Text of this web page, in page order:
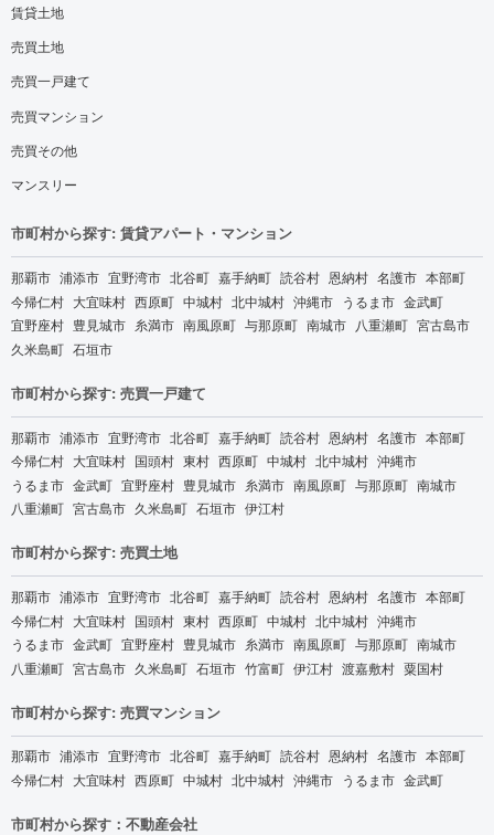
賃貸土地
売買土地
売買一戸建て
売買マンション
売買その他
マンスリー
市町村から探す: 賃貸アパート・マンション
那覇市 浦添市 宜野湾市 北谷町 嘉手納町 読谷村 恩納村 名護市 本部町
今帰仁村 大宜味村 西原町 中城村 北中城村 沖縄市 うるま市 金武町
宜野座村 豊見城市 糸満市 南風原町 与那原町 南城市 八重瀬町 宮古島市
久米島町 石垣市
市町村から探す: 売買一戸建て
那覇市 浦添市 宜野湾市 北谷町 嘉手納町 読谷村 恩納村 名護市 本部町
今帰仁村 大宜味村 国頭村 東村 西原町 中城村 北中城村 沖縄市
うるま市 金武町 宜野座村 豊見城市 糸満市 南風原町 与那原町 南城市
八重瀬町 宮古島市 久米島町 石垣市 伊江村
市町村から探す: 売買土地
那覇市 浦添市 宜野湾市 北谷町 嘉手納町 読谷村 恩納村 名護市 本部町
今帰仁村 大宜味村 国頭村 東村 西原町 中城村 北中城村 沖縄市
うるま市 金武町 宜野座村 豊見城市 糸満市 南風原町 与那原町 南城市
八重瀬町 宮古島市 久米島町 石垣市 竹富町 伊江村 渡嘉敷村 粟国村
市町村から探す: 売買マンション
那覇市 浦添市 宜野湾市 北谷町 嘉手納町 読谷村 恩納村 名護市 本部町
今帰仁村 大宜味村 西原町 中城村 北中城村 沖縄市 うるま市 金武町
市町村から探す：不動産会社